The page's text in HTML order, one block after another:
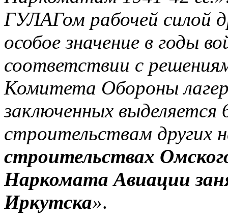
ГУЛАГом рабочей силой
особое значение в годы
соответствии с
Комитета Обороны
заключенных
строительствам других
строительствах
Наркомата Авиации
Иркутска».